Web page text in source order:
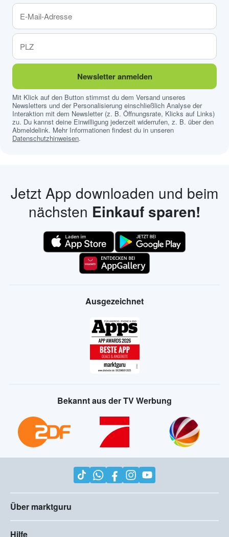
Newsletter anmelden
Mit Klick auf den Button stimmst du dem Versand unseres
Newsletters und der Personalisierung einschließlich Analyse der
Interaktion mit dem Newsletter (z. B. Öffnungsrate, Klicks auf Links)
zu. Du kannst deine Einwilligung jederzeit widerrufen, z. B. über den
Abmeldelink. Mehr Informationen findest du in unseren
Datenschutzhinweisen.
Jetzt App downloaden und beim
nächsten Einkauf sparen!
Ausgezeichnet
Bekannt aus der TV Werbung
Über marktguru
Hilfe